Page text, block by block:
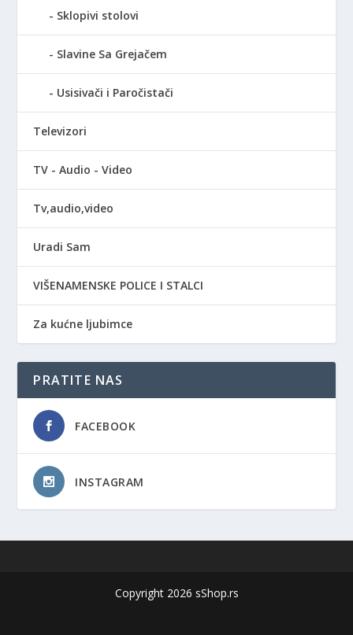
Sklopivi stolovi
Slavine Sa Grejačem
Usisivači i Paročistači
Televizori
TV - Audio - Video
Tv,audio,video
Uradi Sam
VIŠENAMENSKE POLICE I STALCI
Za kućne ljubimce
PRATITE NAS
FACEBOOK
INSTAGRAM
Copyright 2026 sShop.rs